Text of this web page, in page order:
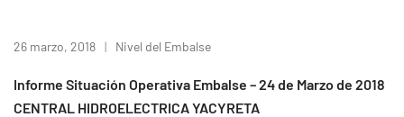
26 marzo, 2018 Nivel del Embalse
Informe Situación Operativa Embalse – 24 de Marzo de 2018
CENTRAL HIDROELECTRICA YACYRETA